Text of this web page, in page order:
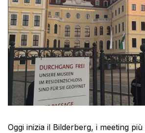
Oggi inizia il Bilderberg, i meeting